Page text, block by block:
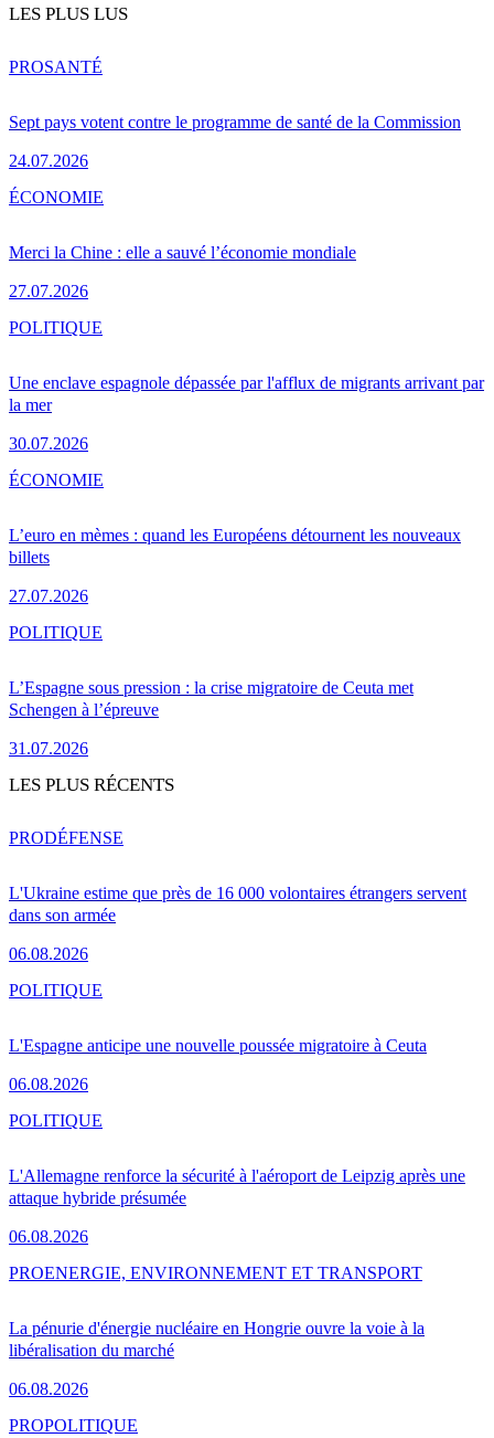
LES PLUS LUS
Sept pays votent contre le programme de santé de la Commission
24.07.2026
PROSANTÉ
Merci la Chine : elle a sauvé l’économie mondiale
27.07.2026
ÉCONOMIE
Une enclave espagnole dépassée par l'afflux de migrants arrivant par
la mer
30.07.2026
POLITIQUE
L’euro en mèmes : quand les Européens détournent les nouveaux
billets
27.07.2026
ÉCONOMIE
L’Espagne sous pression : la crise migratoire de Ceuta met
Schengen à l’épreuve
31.07.2026
POLITIQUE
LES PLUS RÉCENTS
L'Ukraine estime que près de 16 000 volontaires étrangers servent
dans son armée
06.08.2026
PRODÉFENSE
L'Espagne anticipe une nouvelle poussée migratoire à Ceuta
06.08.2026
POLITIQUE
L'Allemagne renforce la sécurité à l'aéroport de Leipzig après une
attaque hybride présumée
06.08.2026
POLITIQUE
La pénurie d'énergie nucléaire en Hongrie ouvre la voie à la
libéralisation du marché
06.08.2026
PROENERGIE, ENVIRONNEMENT ET TRANSPORT
PROPOLITIQUE